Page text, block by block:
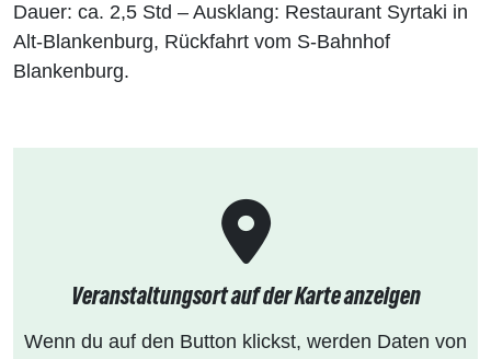
Dauer: ca. 2,5 Std – Ausklang: Restaurant Syrtaki in
Alt-Blankenburg, Rückfahrt vom S-Bahnhof
Blankenburg.
Veranstaltungsort auf der Karte anzeigen
Wenn du auf den Button klickst, werden Daten von